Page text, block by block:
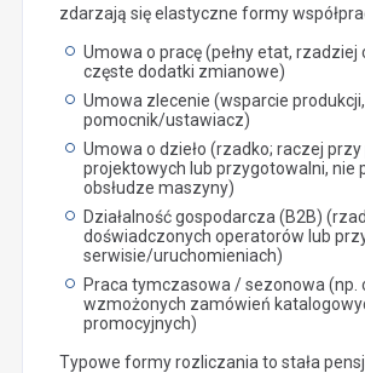
zdarzają się elastyczne formy
Umowa o pracę (pełny etat, rzadziej
częste dodatki zmianowe)
Umowa zlecenie (wsparcie
pomocnik/ustawiacz)
Umowa o dzieło (rzadko; raczej
projektowych lub przygotowalni, nie
obsłudze maszyny)
Działalność gospodarcza (B2B)
doświadczonych operatorów lub
serwisie/uruchomieniach)
Praca tymczasowa / sezonowa (np.
wzmożonych zamówień
promocyjnych)
Typowe formy rozliczania to stała